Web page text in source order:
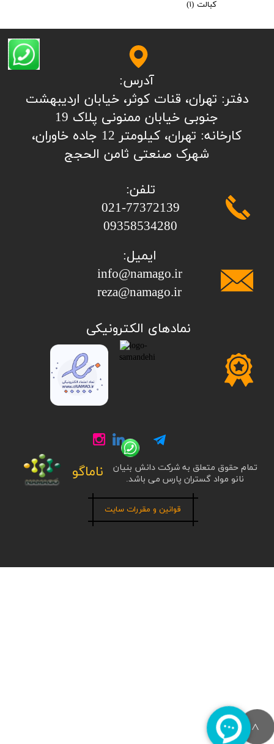
کبالت (۱)
تمام حقوق متعلق به شرکت دانش بنیان
نانو مواد گستران پارس می باشد.
ناماگو
>
تلفن:
​​​​​​​021-77372139
​​​​​​​09358534280
آدرس:
​​​​​​​​دفتر: تهران، قنات کوثر، خیابان اردیبهشت
جنوبی خیابان ممنونی پلاک 19
کارخانه: تهران، کیلومتر 12 جاده خاوران،
شهرک صنعتی ثامن الحجج
ایمیل:
info@namago.ir
​​​​​​​reza@namago.ir
​نمادهای الکترونیکی
قوانین و مقررات سایت